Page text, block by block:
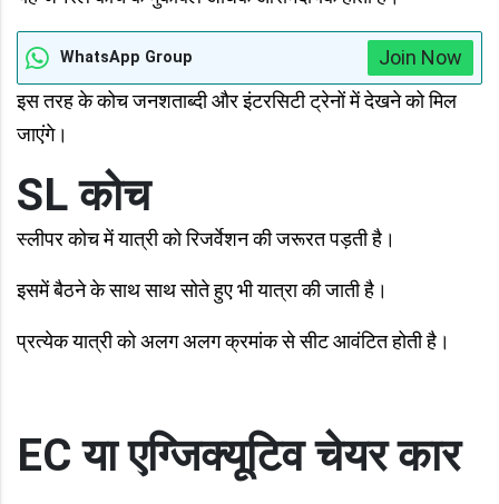
WhatsApp Group
Join Now
इस तरह के कोच जनशताब्दी और इंटरसिटी ट्रेनों में देखने को मिल
जाएंगे।
SL कोच
स्लीपर कोच में यात्री को रिजर्वेशन की जरूरत पड़ती है।
इसमें बैठने के साथ साथ सोते हुए भी यात्रा की जाती है।
प्रत्येक यात्री को अलग अलग क्रमांक से सीट आवंटित होती है।
EC या एग्जिक्यूटिव चेयर कार